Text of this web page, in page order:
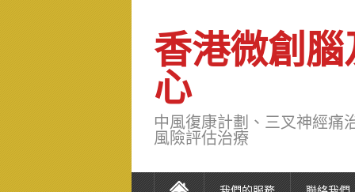
香港微創
心
中風復康計劃、三叉神經痛
風險評估治療